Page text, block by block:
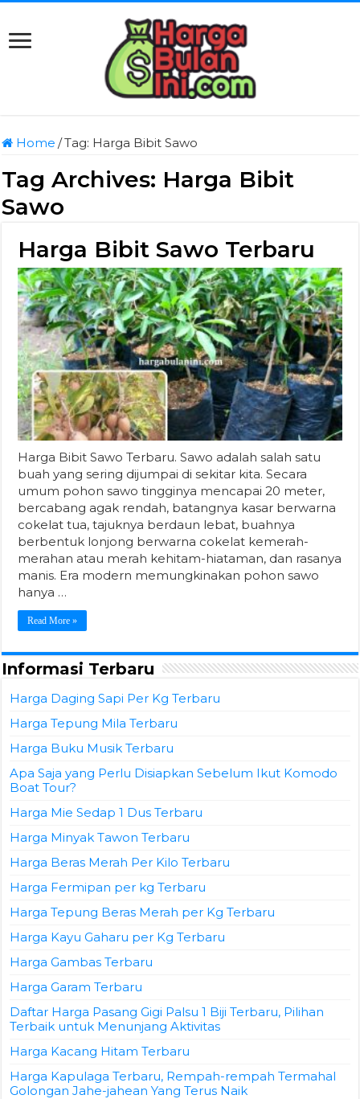
Home /Tag: Harga Bibit Sawo
Tag Archives: Harga Bibit
Sawo
Harga Bibit Sawo Terbaru
Harga Bibit Sawo Terbaru. Sawo adalah salah satu
buah yang sering dijumpai di sekitar kita. Secara
umum pohon sawo tingginya mencapai 20 meter,
bercabang agak rendah, batangnya kasar berwarna
cokelat tua, tajuknya berdaun lebat, buahnya
berbentuk lonjong berwarna cokelat kemerah-
merahan atau merah kehitam-hiataman, dan rasanya
manis. Era modern memungkinakan pohon sawo
hanya …
Read More »
Informasi Terbaru
Harga Daging Sapi Per Kg Terbaru
Harga Tepung Mila Terbaru
Harga Buku Musik Terbaru
Apa Saja yang Perlu Disiapkan Sebelum Ikut Komodo
Boat Tour?
Harga Mie Sedap 1 Dus Terbaru
Harga Minyak Tawon Terbaru
Harga Beras Merah Per Kilo Terbaru
Harga Fermipan per kg Terbaru
Harga Tepung Beras Merah per Kg Terbaru
Harga Kayu Gaharu per Kg Terbaru
Harga Gambas Terbaru
Harga Garam Terbaru
Daftar Harga Pasang Gigi Palsu 1 Biji Terbaru, Pilihan
Terbaik untuk Menunjang Aktivitas
Harga Kacang Hitam Terbaru
Harga Kapulaga Terbaru, Rempah-rempah Termahal
Golongan Jahe-jahean Yang Terus Naik